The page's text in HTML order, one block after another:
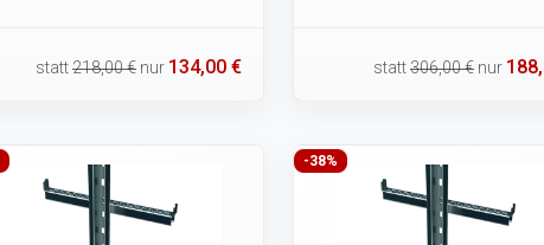
statt218,00 € nur 134,00 € statt306,00 € nur
-38%